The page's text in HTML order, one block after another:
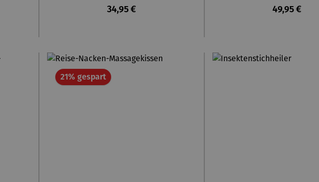
Regulärer Preis:
34,95 € Regulärer
49,95 €
21% gespartRabatt